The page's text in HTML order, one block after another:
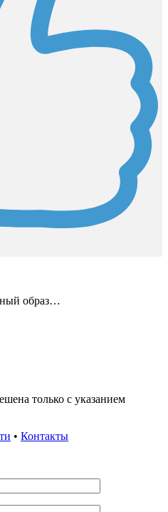
образ…
только с указанием
• Контакты